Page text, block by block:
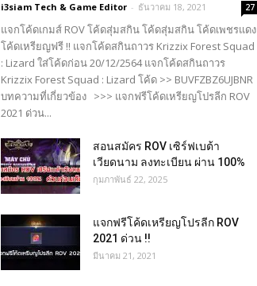
i3siam Tech & Game Editor - ธันวาคม 18, 2021 27
แจกโค้ดเกมส์ ROV โค้ดสุ่มสกิน โค้ดสุ่มสกิน โค้ดเพชรแดง
โค้ดเหรียญฟรี !! แจกโค้ดสกินถาวร Krizzix Forest Squad
: Lizard ใส่โค้ดก่อน 20/12/2564 แจกโค้ดสกินถาวร
Krizzix Forest Squad : Lizard โค้ด >> BUVFZBZ6UJBNR
บทความที่เกี่ยวข้อง >>> แจกฟรีโค้ดเหรียญโปรลีก ROV
2021 ด่วน...
สอนสมัคร ROV เซิร์ฟเบต้า
เวียดนาม ลงทะเบียน ผ่าน 100%
กุมภาพันธ์ 22, 2025
แจกฟรีโค้ดเหรียญโปรลีก ROV
2021 ด่วน !!
มีนาคม 21, 2021